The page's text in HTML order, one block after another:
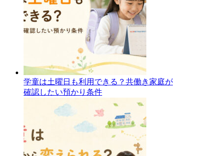
学童は土曜日も利用できる？共働き家庭が
確認したい預かり条件